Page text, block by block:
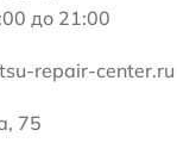
до 21:00
repair-center.ru
75